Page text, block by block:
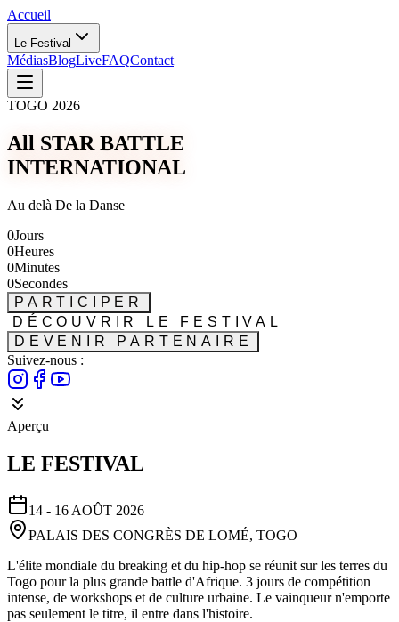
Accueil
Le Festival
MédiasBlogLiveFAQContact
TOGO 2026
All STAR BATTLE
INTERNATIONAL
Au delà De la Danse
0Jours
0Heures
0Minutes
0Secondes
PARTICIPER
DÉCOUVRIR LE FESTIVAL
DEVENIR PARTENAIRE
Suivez-nous :
Aperçu
LE FESTIVAL
14 - 16 AOÛT 2026
PALAIS DES CONGRÈS DE LOMÉ, TOGO
L'élite mondiale du breaking et du hip-hop se réunit sur les terres du
Togo pour la plus grande battle d'Afrique. 3 jours de compétition
intense, de workshops et de culture urbaine. Le vainqueur n'emporte
pas seulement le titre, il entre dans l'histoire.